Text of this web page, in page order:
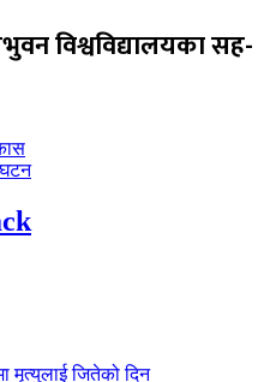
विश्वविद्यालयका सह-